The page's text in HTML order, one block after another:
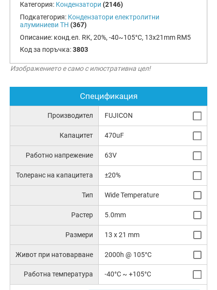
Категория: Кондензатори (2146)
Подкатегория: Кондензатори електролитни
алуминиеви TH (367)
Описание: конд.ел. RK, 20%, -40~105°C, 13x21mm RM5
Код за поръчка:3803
Изображението е само с илюстративна цел!
Спецификация
Производител FUJICON
Капацитет 470uF
Работно напрежение 63V
Толеранс на капацитета ±20%
Тип Wide Temperature
Растер 5.0mm
Размери 13 x 21 mm
Живот при натоварване 2000h @ 105°C
Работна температура -40°C ~ +105°C